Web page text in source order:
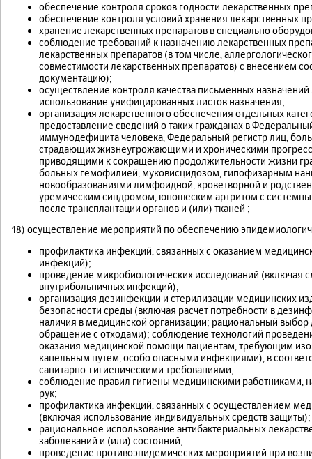
обеспечение контроля сроков годности лекарственных
обеспечение контроля условий хранения лекарственных
хранение лекарственных препаратов в специально
соблюдение требований к назначению лекарственных
лекарственных препаратов (в том числе,
совместимости лекарственных препаратов) с внесением
документацию);
осуществление контроля качества письменных
использование унифицированных листов назначения;
организация лекарственного обеспечения отдельных
предоставление сведений о таких гражданах в
иммунодефицита человека, Федеральный регистр лиц,
страдающих жизнеугрожающими и хроническими
приводящими к сокращению продолжительности жизни
больных гемофилией, муковисцидозом, гипофизарным
новообразованиями лимфоидной, кроветворной и
уремическим синдромом, юношеским артритом с
после трансплантации органов и (или) тканей ;
18) осуществление мероприятий по обеспечению
профилактика инфекций, связанных с оказанием
инфекций);
проведение микробиологических исследований (включая
внутрибольничных инфекций);
организация дезинфекции и стерилизации медицинских
безопасности среды (включая расчет потребности в
наличия в медицинской организации; рациональный
обращение с отходами); соблюдение технологий
оказания медицинской помощи пациентам, требующим
капельным путем, особо опасными инфекциями), в
санитарно-гигиеническими требованиями;
соблюдение правил гигиены медицинскими работниками,
рук;
профилактика инфекций, связанных с осуществлением
(включая использование индивидуальных средств защиты);
рациональное использование антибактериальных
заболеваний и (или) состояний;
проведение противоэпидемических мероприятий при